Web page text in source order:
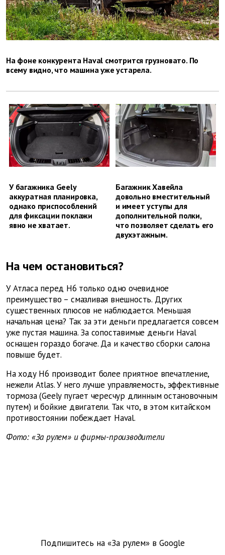
На фоне конкурента Haval смотрится грузновато. По
всему видно, что машина уже устарела.
У багажника Geely
аккуратная планировка,
однако приспособлений
для фиксации поклажи
явно не хватает.
Багажник Хавейла
довольно вместительный
и имеет уступы для
дополнительной полки,
что позволяет сделать его
двухэтажным.
На чем остановиться?
У Атласа перед Н6 только одно очевидное
преимущество – смазливая внешность. Других
существенных плюсов не наблюдается. Меньшая
начальная цена? Так за эти деньги предлагается совсем
уже пустая машина. За сопоставимые деньги Haval
оснащен гораздо богаче. Да и качество сборки салона
повыше будет.
На ходу Н6 производит более приятное впечатление,
нежели Atlas. У него лучше управляемость, эффективные
тормоза (Geely пугает чересчур длинным остановочным
путем) и бойкие двигатели. Так что, в этом китайском
противостоянии побеждает Haval.
Фото: «За рулем» и фирмы-производители
Подпишитесь на «За рулем» в Google